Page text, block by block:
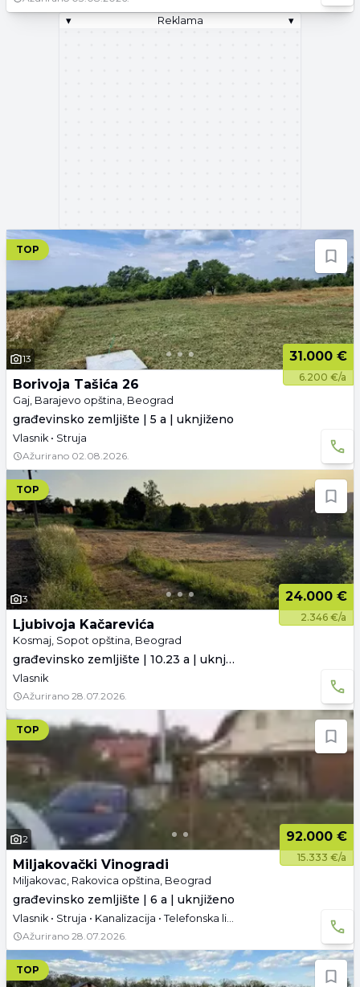
▾
Reklama ▾
TOP
13 31.000 €
6.200 €/a
Borivoja Tašića 26
Gaj, Barajevo opština, Beograd
građevinsko zemljište | 5 a | uknjiženo
Vlasnik • Struja
Ažurirano 02.08.2026.
TOP
3 24.000 €
2.346 €/a
Ljubivoja Kačarevića
Kosmaj, Sopot opština, Beograd
građevinsko zemljište | 10.23 a | uknjiženo
Vlasnik
Ažurirano 28.07.2026.
TOP
2 92.000 €
15.333 €/a
Miljakovački Vinogradi
Miljakovac, Rakovica opština, Beograd
građevinsko zemljište | 6 a | uknjiženo
Vlasnik • Struja • Kanalizacija • Telefonska linija • Asfaltni pristup
Ažurirano 28.07.2026.
TOP